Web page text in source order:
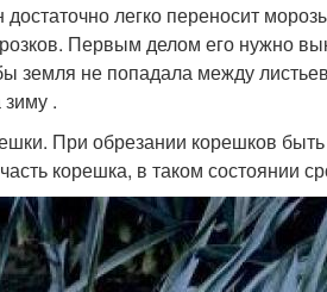
легко переносит
Первым делом его нужно
земля не попадала между
.
При обрезании корешков
корешка, в таком состоянии